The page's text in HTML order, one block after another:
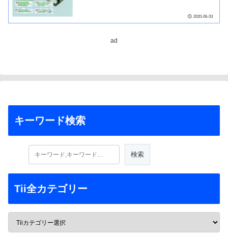
2020-06-03
ad
キーワード検索
Tii全カテゴリー